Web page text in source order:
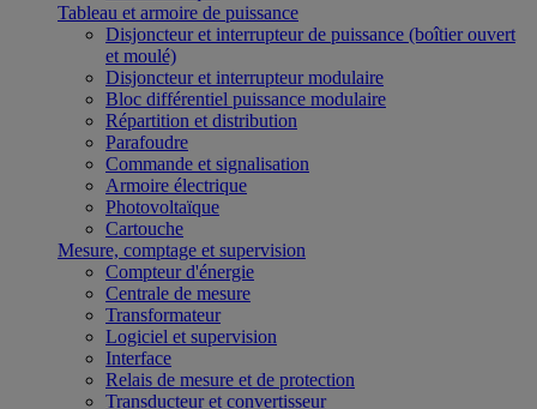
Tableau et armoire de puissance
Disjoncteur et interrupteur de puissance (boîtier ouvert
et moulé)
Disjoncteur et interrupteur modulaire
Bloc différentiel puissance modulaire
Répartition et distribution
Parafoudre
Commande et signalisation
Armoire électrique
Photovoltaïque
Cartouche
Mesure, comptage et supervision
Compteur d'énergie
Centrale de mesure
Transformateur
Logiciel et supervision
Interface
Relais de mesure et de protection
Transducteur et convertisseur